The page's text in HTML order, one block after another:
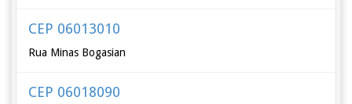
CEP 06013010
Rua Minas Bogasian
CEP 06018090